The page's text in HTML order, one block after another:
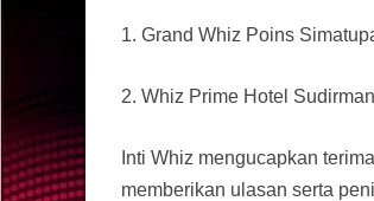
1. Grand Whiz Poins
2. Whiz Prime Hotel
Inti Whiz mengucapkan
memberikan ulasan serta